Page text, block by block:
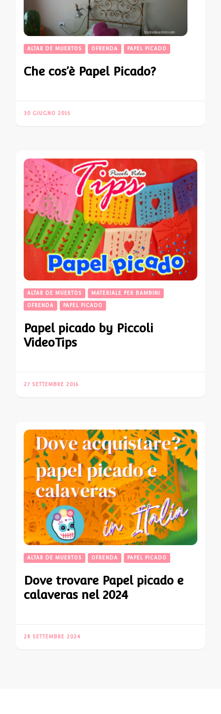
ALTAR DE MUERTOS OFRENDA PAPEL PICADO
Che cos’è Papel Picado?
30 GIUGNO 2015
ALTAR DE MUERTOS MATERIALE PER BAMBINI
OFRENDA PAPEL PICADO
Papel picado by Piccoli
VideoTips
27 SETTEMBRE 2016
ALTAR DE MUERTOS OFRENDA PAPEL PICADO
Dove trovare Papel picado e
calaveras nel 2024
28 SETTEMBRE 2024